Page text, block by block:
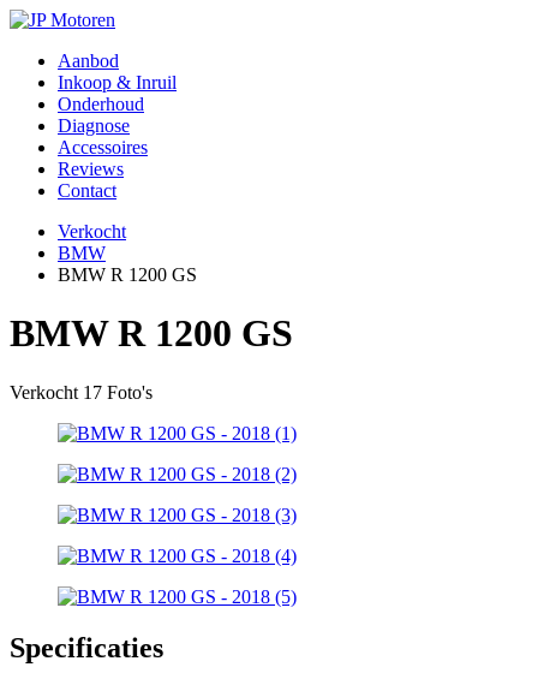
Aanbod
Inkoop & Inruil
Onderhoud
Diagnose
Accessoires
Reviews
Contact
Verkocht
BMW
BMW R 1200 GS
BMW R 1200 GS
Verkocht 17 Foto's
Specificaties